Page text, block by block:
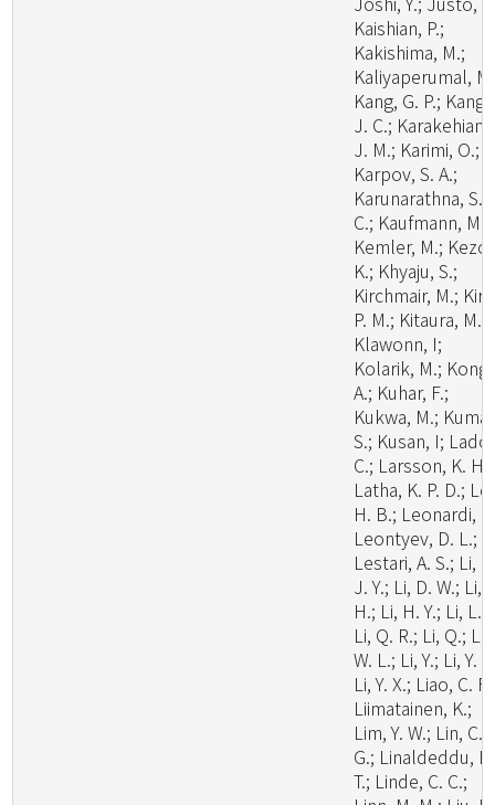
Kaishian, P.;
Kakishima, M.;
Kaliyaperumal,
Kang, G. P.; Kang,
J. C.; Karakehian,
J. M.; Karimi, O.;
Karpov, S. A.;
Karunarathna, S.
C.; Kaufmann, M.;
Kemler, M.; Kezo,
K.; Khyaju, S.;
Kirchmair, M.;
P. M.; Kitaura, M.
Klawonn, I;
Kolarik, M.; Kong,
A.; Kuhar, F.;
Kukwa, M.;
S.; Kusan, I; Lado,
C.; Larsson, K. H.;
Latha, K. P. D.;
H. B.; Leonardi,
Leontyev, D. L.;
Lestari, A. S.; Li,
J. Y.; Li, D. W.; Li,
H.; Li, H. Y.; Li, L.;
Li, Q. R.; Li, Q.; Li,
W. L.; Li, Y.; Li, Y.
Li, Y. X.; Liao, C. F.;
Liimatainen, K.;
Lim, Y. W.; Lin, C.
G.; Linaldeddu, B.
T.; Linde, C. C.;